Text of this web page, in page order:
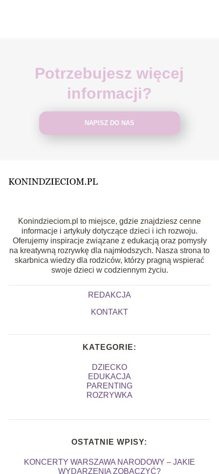
Potrzebujesz więcej
informacji?
NAPISZ DO NAS
Konindzieciom.pl to miejsce, gdzie znajdziesz cenne
informacje i artykuły dotyczące dzieci i ich rozwoju.
Oferujemy inspiracje związane z edukacją oraz pomysły
na kreatywną rozrywkę dla najmłodszych. Nasza strona to
skarbnica wiedzy dla rodziców, którzy pragną wspierać
swoje dzieci w codziennym życiu.
REDAKCJA
KONTAKT
KATEGORIE:
DZIECKO
EDUKACJA
PARENTING
ROZRYWKA
OSTATNIE WPISY:
KONCERTY WARSZAWA NARODOWY – JAKIE
WYDARZENIA ZOBACZYĆ?